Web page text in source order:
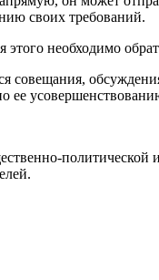
своих требований.
необходимо
совещания,
ее